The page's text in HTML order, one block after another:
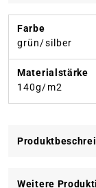
Farbe
grün/silber
Materialstärke
140g/m2
Weitere